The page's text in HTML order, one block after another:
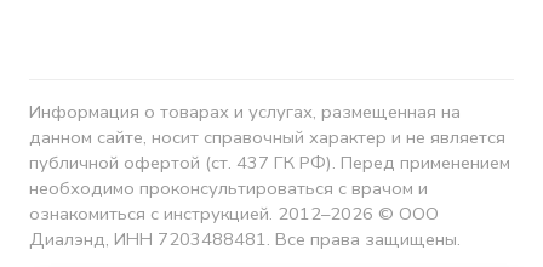
Информация о товарах и услугах, размещенная на
данном сайте, носит справочный характер и не является
публичной офертой (ст. 437 ГК РФ). Перед применением
необходимо проконсультироваться с врачом и
ознакомиться с инструкцией. 2012–2026 © ООО
Диалэнд, ИНН 7203488481. Все права защищены.